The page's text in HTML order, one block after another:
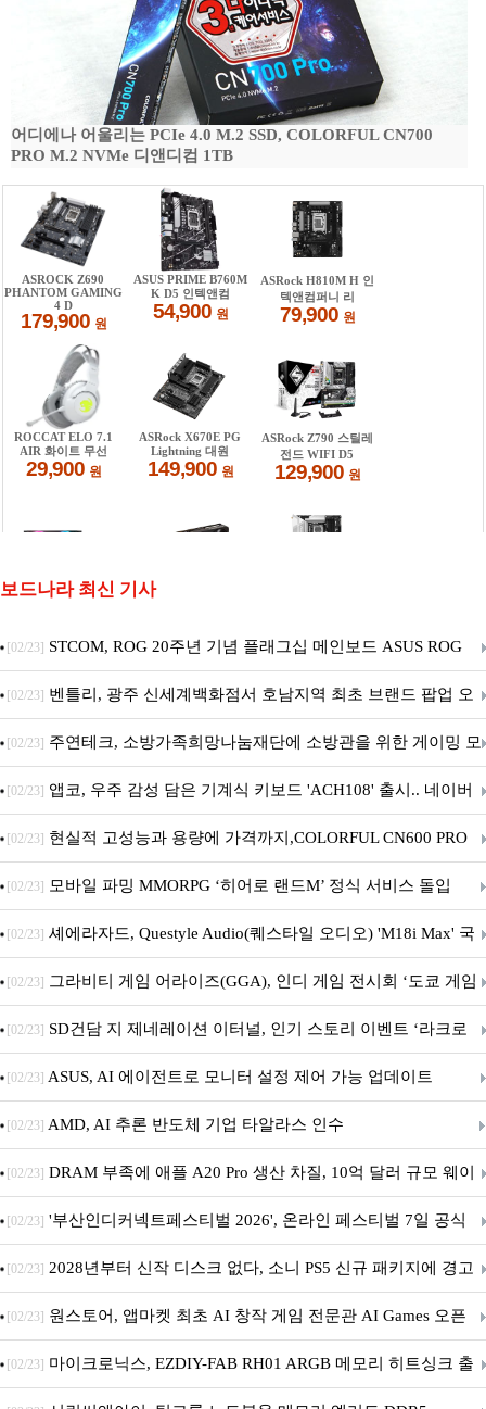
어디에나 어울리는 PCIe 4.0 M.2 SSD, COLORFUL CN700
PRO M.2 NVMe 디앤디컴 1TB
보드나라 최신 기사
[02/23] STCOM, ROG 20주년 기념 플래그십 메인보드 ASUS ROG
Crosshair X870E EDITION 20 국내 출시 예정
[02/23] 벤틀리, 광주 신세계백화점서 호남지역 최초 브랜드 팝업 오
픈
[02/23] 주연테크, 소방가족희망나눔재단에 소방관을 위한 게이밍 모
니터·스마트 펫 침대 기부
[02/23] 앱코, 우주 감성 담은 기계식 키보드 'ACH108' 출시.. 네이버
브랜드데이 기획전 진행
[02/23] 현실적 고성능과 용량에 가격까지,COLORFUL CN600 PRO
M.2 NVMe 디앤디컴 1TB
[02/23] 모바일 파밍 MMORPG ‘히어로 랜드M’ 정식 서비스 돌입
[02/23] 셰에라자드, Questyle Audio(퀘스타일 오디오) 'M18i Max' 국
내 정식 출시
[02/23] 그라비티 게임 어라이즈(GGA), 인디 게임 전시회 ‘도쿄 게임
던전 13’ 참가!
[02/23] SD건담 지 제네레이션 이터널, 인기 스토리 이벤트 ‘라크로
아의 용사’ 재개최 및 풍성한 기념 이벤트 실시!
[02/23] ASUS, AI 에이전트로 모니터 설정 제어 가능 업데이트
[02/23] AMD, AI 추론 반도체 기업 타알라스 인수
[02/23] DRAM 부족에 애플 A20 Pro 생산 차질, 10억 달러 규모 웨이
퍼 대기
[02/23] '부산인디커넥트페스티벌 2026', 온라인 페스티벌 7일 공식
개막... 22일간 진행
[02/23] 2028년부터 신작 디스크 없다, 소니 PS5 신규 패키지에 경고
문 추가
[02/23] 원스토어, 앱마켓 최초 AI 창작 게임 전문관 AI Games 오픈
[02/23] 마이크로닉스, EZDIY-FAB RH01 ARGB 메모리 히트싱크 출